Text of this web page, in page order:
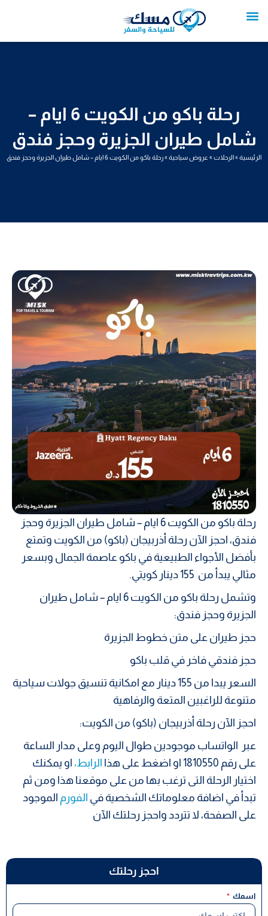
إلى
رحلة باكو من الكويت 6 ايام –
شامل طيران الجزيرة وحجز فندق
الرئيسية»الرحلات» عروض سياحية»رحلة باكو من الكويت 6 ايام – شامل طيران الجزيرة وحجز فندق
احجز رحلتك
اسمك
رحلة باكو من الكويت 6 ايام – شامل طيران الجزيرة وحجز
فندق، احجز الآن رحلة أذربيجان (باكو) من الكويت وتمتع
بأفضل الأجواء الطبيعية في باكو عاصمة الجمال وبسعر
مثالي يبدأ من 155 دينار كويتي.
وتشمل رحلة باكو من الكويت 6 ايام – شامل طيران
الجزيرة وحجز فندق:
حجز طيران على متن خطوط الجزيرة
حجز فندقي فاخر في قلب باكو
السعر يبدا من 155 دينار مع امكانية تنسيق جولات سياحية
متنوعة للراغبين المتعة والرفاهية
احجز الآن رحلة أذربيجان (باكو) من الكويت:
عبر الواتساب موجودين طوال اليوم وعلى مدار الساعة
على رقم 1810550 او اضغط على هذا
الرابط، او يمكنك
اختيار الرحلة التى ترغب بها من على موقعنا هذا ومن ثم
تبدأ في اضافة معلوماتك الشخصية في الفورم الموجود
على الصفحة، لا تتردد واحجز رحلتك الآن